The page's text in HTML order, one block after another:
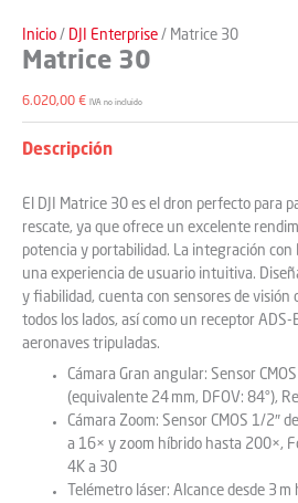
Inicio / DJI Enterprise / Matrice 30
Matrice 30
6.020,00 € IVA no incluido
Descripción
El DJI Matrice 30 es el dron perfecto para
rescate, ya que ofrece un excelente
potencia y portabilidad. La integración
una experiencia de usuario intuitiva.
y fiabilidad, cuenta con sensores de visión
todos los lados, así como un receptor ADS-
aeronaves tripuladas.
Cámara Gran angular: Sensor
(equivalente 24 mm, DFOV: 84°),
Cámara Zoom: Sensor CMOS 1/2″
a 16× y zoom híbrido hasta 200×,
4K a 30
Telémetro láser: Alcance desde 3